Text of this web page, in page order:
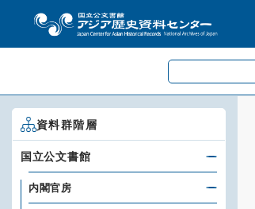
資料群階層
国立公文書館
内閣官房